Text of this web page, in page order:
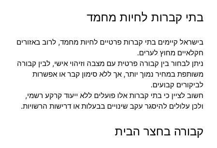
בתי קברות לחיות מחמד
בישראל קיימים בתי קברות פרטיים לחיות מחמד, לרוב באזורים
חקלאיים מחוץ לערים.
ניתן לבחור בין קבורה פרטית עם מצבה וזיהוי אישי, לבין קבורה
משותפת במחיר נמוך יותר, אך ללא סימון קבר או אפשרות
לביקורים קבועים.
חשוב לציין כי בתי קברות אלו פועלים ללא ייעוד קרקע רשמי,
ולכן עלולים להיסגר עקב שינויים בבעלות או דרישות הרשויות.
קבורה בחצר הבית